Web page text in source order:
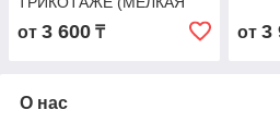
ПЕРФОРАЦИЯ)
от 3 600 ₸ от 3
О нас